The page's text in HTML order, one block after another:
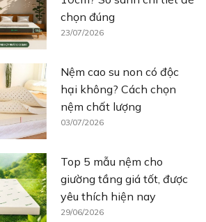
chọn đúng
23/07/2026
Nệm cao su non có độc
hại không? Cách chọn
nệm chất lượng
03/07/2026
Top 5 mẫu nệm cho
giường tầng giá tốt, được
yêu thích hiện nay
29/06/2026